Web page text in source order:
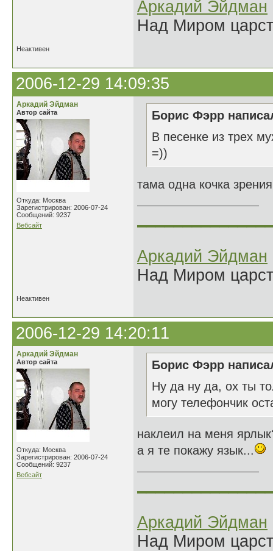
Аркадий Эйдман
Над Миром
Неактивен
2006-12-29 14:09:35
Аркадий Эйдман
Автор сайта
Откуда: Москва
Зарегистрирован: 2006-07-24
Сообщений: 9237
Вебсайт
Борис Фэрр
В песенке из трех
=))
тама одна кочка
Аркадий Эйдман
Над Миром
Неактивен
2006-12-29 14:20:11
Аркадий Эйдман
Автор сайта
Откуда: Москва
Зарегистрирован: 2006-07-24
Сообщений: 9237
Вебсайт
Борис Фэрр
Ну да ну да, ох ты
могу телефончик
наклеил на меня
а я те покажу язык...
Аркадий Эйдман
Над Миром